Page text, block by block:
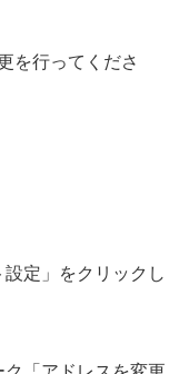
を行ってくださ
定」をクリックし